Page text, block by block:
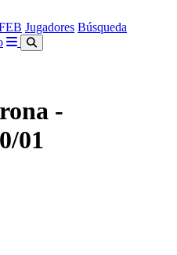
Jugadores Búsqueda
-
01